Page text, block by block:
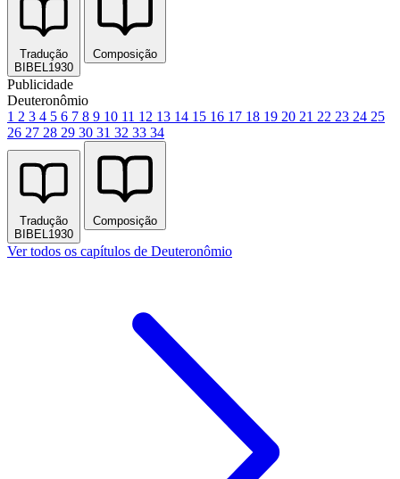
Tradução
BIBEL1930
Composição
Publicidade
Deuteronômio
1 2 3 4 5 6 7 8 9 10 11 12 13 14 15 16 17 18 19 20 21 22 23 24 25
26 27 28 29 30 31 32 33 34
Tradução
BIBEL1930
Composição
Ver todos os capítulos de Deuteronômio